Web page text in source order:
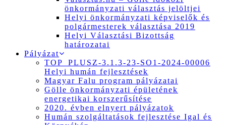
önkormányzati választás jelöltjei
Helyi önkormányzati képviselők és
polgármesterek választása 2019
Helyi Választási Bizottság
határozatai
Pályázat
TOP_PLUSZ-3.1.3-23-SO1-2024-00006
Helyi humán fejlesztések
Magyar Falu program pályázatai
Gölle önkormányzati épületének
energetikai korszerűsítése
2020. évben elnyert pályázatok
Humán szolgáltatások fejlesztése Igal és